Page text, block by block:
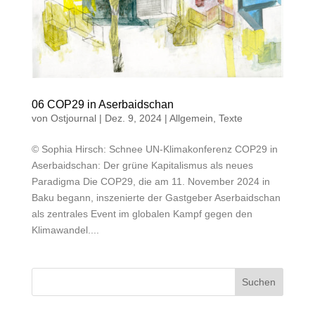
06 COP29 in Aserbaidschan
von Ostjournal| Dez. 9, 2024| Allgemein Texte
© Sophia Hirsch: Schnee UN-Klimakonferenz COP29 in
Aserbaidschan: Der grüne Kapitalismus als neues
Paradigma Die COP29, die am 11. November 2024 in
Baku begann, inszenierte der Gastgeber Aserbaidschan
als zentrales Event im globalen Kampf gegen den
Klimawandel....
Suchen